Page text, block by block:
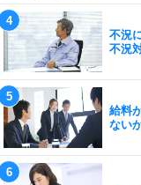
不況
不況
給料
ない